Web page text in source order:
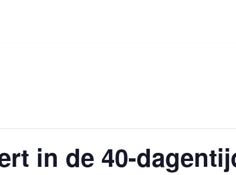
in de 40-